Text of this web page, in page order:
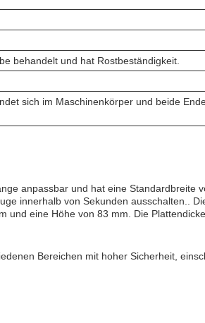
behandelt und hat Rostbeständigkeit.
sich im Maschinenkörper und beide
anpassbar und hat eine Standardbreite
innerhalb von Sekunden ausschalten..
und eine Höhe von 83 mm. Die
Bereichen mit hoher Sicherheit,